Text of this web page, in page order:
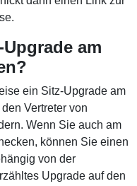
am
ein Sitz-Upgrade am
Vertreter von
Wenn Sie auch am
können Sie einen
von der
Upgrade auf den